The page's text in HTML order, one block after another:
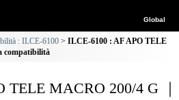
Global
: ILCE-6100
ILCE-6100 : AF APO TELE
compatibilità
TELE MACRO 200/4 G ｜